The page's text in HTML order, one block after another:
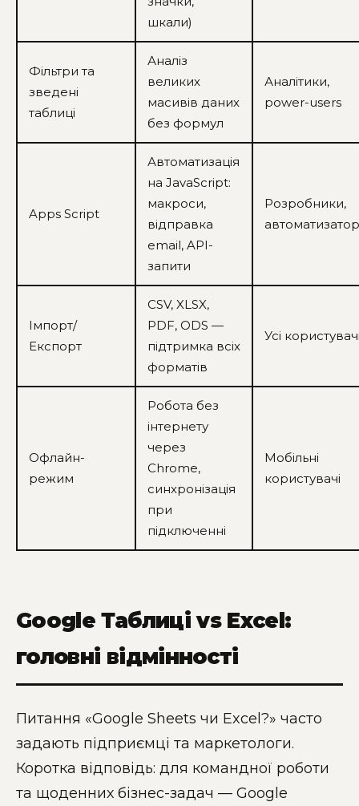
шкали)
Фільтри та
зведені
таблиці
Аналіз
великих
масивів даних
без формул
Аналітики,
power-users
Apps Script
Автоматизація
на JavaScript:
макроси,
відправка
email, API-
запити
Розробники,
Імпорт/
Експорт
CSV, XLSX,
PDF, ODS —
підтримка всіх
форматів
Усі
Офлайн-
режим
Робота без
інтернету
через
Chrome,
синхронізація
при
підключенні
Мобільні
користувачі
Google Таблиці vs Excel:
головні відмінності
Питання «Google Sheets чи Excel?» часто
задають підприємці та маркетологи.
Коротка відповідь: для командної роботи
та щоденних бізнес-задач — Google